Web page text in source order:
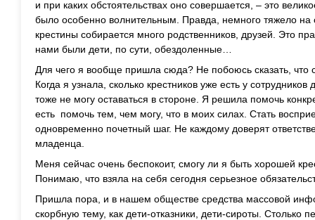
и при каких обстоятельствах оно совершается, – это
было особенно волнительным. Правда, немного тяжело на
крестины собирается много родственников, друзей. Это
нами были дети, по сути, обездоленные…
Для чего я вообще пришла сюда? Не побоюсь сказать, что
Когда я узнала, сколько крестников уже есть у
тоже не могу оставаться в стороне. Я решила помочь
есть помочь тем, чем могу, что в моих силах. Стать
одновременно почетный шаг. Не каждому доверят
младенца.
Меня сейчас очень беспокоит, смогу ли я быть хорошей
Понимаю, что взяла на себя сегодня серьезное
Пришла пора, и в нашем обществе средства массовой
скорбную тему, как дети-отказники, дети-сироты. Столько